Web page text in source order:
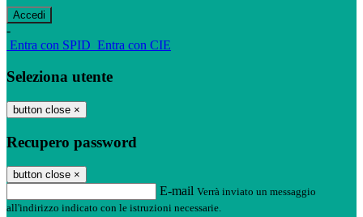
-
Entra con SPID Entra con CIE
Seleziona utente
button close ×
Recupero password
button close ×
E-mail Verrà inviato un messaggio
all'indirizzo indicato con le istruzioni necessarie.